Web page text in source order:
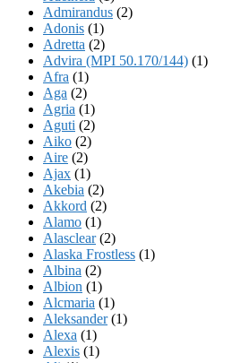
Admirandus (2)
Adonis (1)
Adretta (2)
Advira (MPI 50.170/144) (1)
Afra (1)
Aga (2)
Agria (1)
Aguti (2)
Aiko (2)
Aire (2)
Ajax (1)
Akebia (2)
Akkord (2)
Alamo (1)
Alasclear(2)
Alaska Frostless (1)
Albina (2)
Albion (1)
Alcmaria (1)
Aleksander(1)
Alexa (1)
Alexis (1)